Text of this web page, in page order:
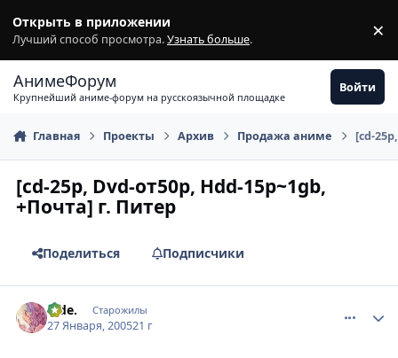
Открыть в приложении
Лучший способ просмотра.Узнать больше. ×
АнимеФорум
Крупнейший аниме-форум на русскоязычной площадке
Войти
Главная Проекты Архив Продажа аниме [cd-
[cd-25р, Dvd-от50р, Hdd-15р~1gb,
+Почта] г. Питер
Поделиться Подписчики
hide. Старожилы
27 Января, 200521 г